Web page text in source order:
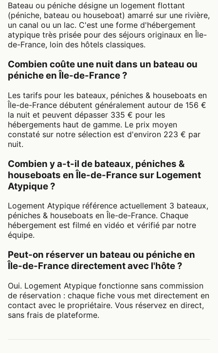
Bateau ou péniche désigne un logement flottant
(péniche, bateau ou houseboat) amarré sur une rivière,
un canal ou un lac. C'est une forme d'hébergement
atypique très prisée pour des séjours originaux en Île-
de-France, loin des hôtels classiques.
Combien coûte une nuit dans un bateau ou
péniche en Île-de-France ?
Les tarifs pour les bateaux, péniches & houseboats en
Île-de-France débutent généralement autour de 156 €
la nuit et peuvent dépasser 335 € pour les
hébergements haut de gamme. Le prix moyen
constaté sur notre sélection est d'environ 223 € par
nuit.
Combien y a-t-il de bateaux, péniches &
houseboats en Île-de-France sur Logement
Atypique ?
Logement Atypique référence actuellement 3 bateaux,
péniches & houseboats en Île-de-France. Chaque
hébergement est filmé en vidéo et vérifié par notre
équipe.
Peut-on réserver un bateau ou péniche en
Île-de-France directement avec l'hôte ?
Oui. Logement Atypique fonctionne sans commission
de réservation : chaque fiche vous met directement en
contact avec le propriétaire. Vous réservez en direct,
sans frais de plateforme.